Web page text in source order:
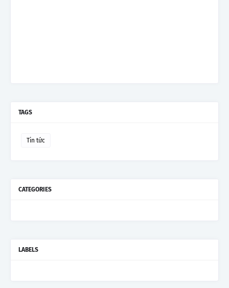
TAGS
Tin tức
CATEGORIES
LABELS